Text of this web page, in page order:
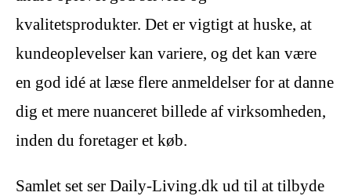
kvalitetsprodukter. Det er vigtigt at huske, at
kundeoplevelser kan variere, og det kan være
en god idé at læse flere anmeldelser for at danne
dig et mere nuanceret billede af virksomheden,
inden du foretager et køb.
Samlet set ser Daily-Living.dk ud til at tilbyde